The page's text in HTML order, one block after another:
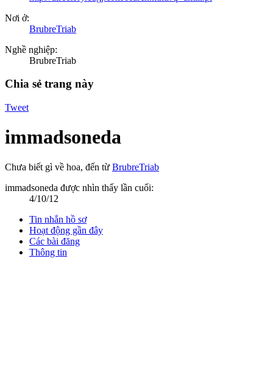
Nơi ở:
BrubreTriab
Nghề nghiệp:
BrubreTriab
Chia sẻ trang này
Tweet
immadsoneda
Chưa biết gì về hoa, đến từ BrubreTriab
immadsoneda được nhìn thấy lần cuối:
4/10/12
Tin nhắn hồ sơ
Hoạt động gần đây
Các bài đăng
Thông tin